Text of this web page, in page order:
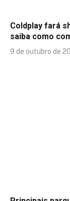
Coldplay fará
saiba como
9 de outubro de